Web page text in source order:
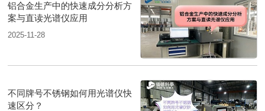
铝合金生产中的快速成分分析方
案与直读光谱仪应用
2025-11-28
不同牌号不锈钢如何用光谱仪快
速区分？